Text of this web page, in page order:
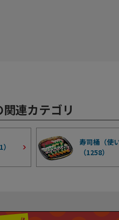
連カテゴリ
）
寿司桶（使
（1258）